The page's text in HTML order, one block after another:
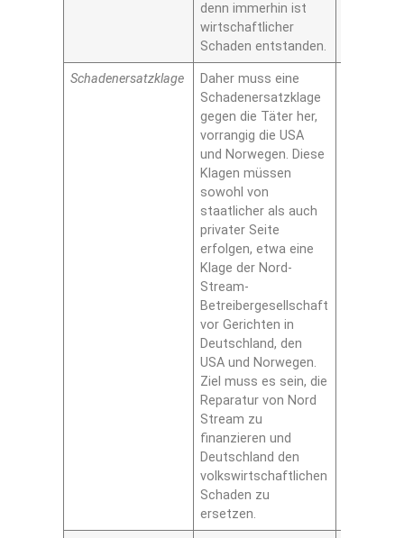
denn immerhin ist
wirtschaftlicher
Schaden entstanden.
Schadenersatzklage
Daher muss eine
Schadenersatzklage
gegen die Täter her,
vorrangig die USA
und Norwegen. Diese
Klagen müssen
sowohl von
staatlicher als auch
privater Seite
erfolgen, etwa eine
Klage der Nord-
Stream-
Betreibergesellschaft
vor Gerichten in
Deutschland, den
USA und Norwegen.
Ziel muss es sein, die
Reparatur von Nord
Stream zu
finanzieren und
Deutschland den
volkswirtschaftlichen
Schaden zu
ersetzen.